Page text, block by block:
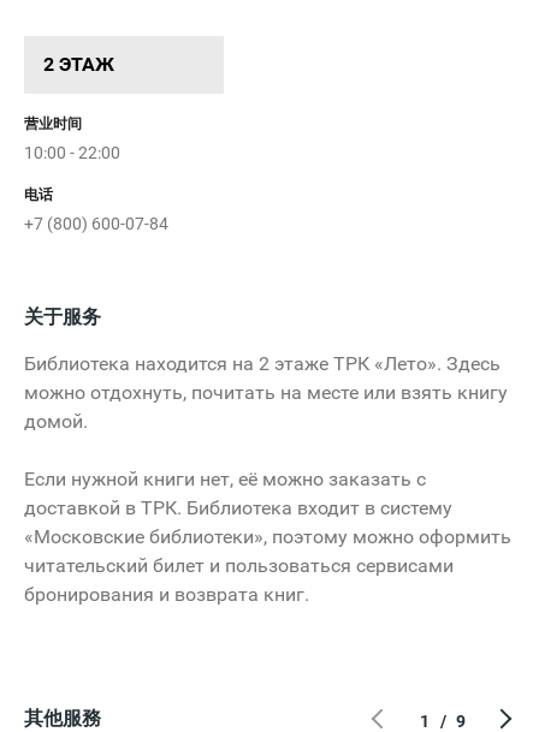
2 ЭТАЖ
营业时间
10:00 - 22:00
电话
+7 (800) 600-07-84
Снежная
关于服务
Библиотека находится на 2 этаже ТРК «Лето». Здесь
можно отдохнуть, почитать на месте или взять книгу
домой.
Если нужной книги нет, её можно заказать с
доставкой в ТРК. Библиотека входит в систему
«Московские библиотеки», поэтому можно оформить
читательский билет и пользоваться сервисами
бронирования и возврата книг.
其他服務 1 / 9